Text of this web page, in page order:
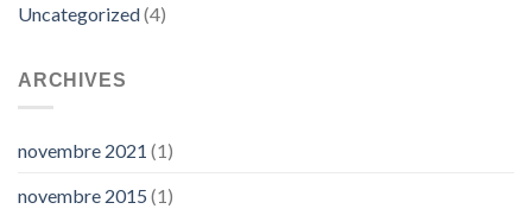
Uncategorized(4)
ARCHIVES
novembre 2021 (1)
novembre 2015 (1)